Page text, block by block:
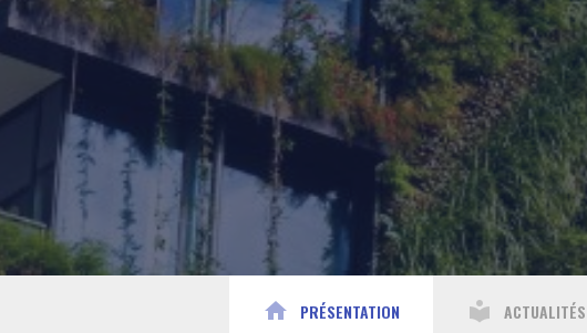
home PRÉSENTATION local_library ACTUALITÉS